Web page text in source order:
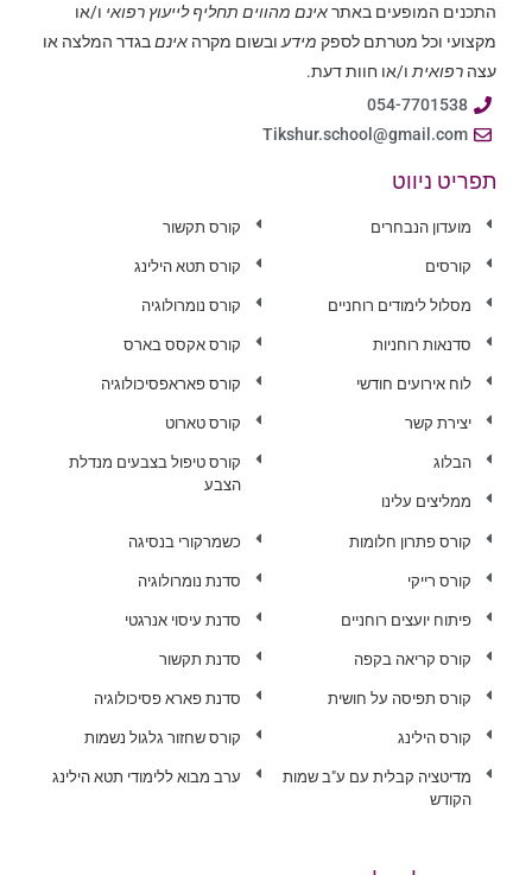
התכנים המופעים באתראינם מהווים תחליף לייעוץ רפואי ו/או
מקצועי וכל מטרתם לספק מידע ובשום מקרה אינםבגדר המלצה או
עצה רפואית ו/או חוות דעת.
054-7701538
Tikshur.school@gmail.com
תפריט ניווט
מועדון הנבחרים
קורסים
מסלול לימודים רוחניים
סדנאות רוחניות
לוח אירועים חודשי
יצירת קשר
הבלוג
ממליצים עלינו
קורס תקשור
קורס תטא הילינג
קורס נומרולוגיה
קורס אקסס בארס
קורס פאראפסיכולוגיה
קורס טארוט
קורס טיפול בצבעים מנדלת
הצבע
קורס פתרון חלומות
קורס רייקי
פיתוח יועצים רוחניים
קורס קריאה בקפה
קורס תפיסה על חושית
קורס הילינג
מדיטציה קבלית עם ע"ב שמות
הקודש
כשמרקורי בנסיגה
סדנת נומרולוגיה
סדנת עיסוי אנרגטי
סדנת תקשור
סדנת פארא פסיכולוגיה
קורס שחזור גלגול נשמות
ערב מבוא ללימודי תטא הילינג